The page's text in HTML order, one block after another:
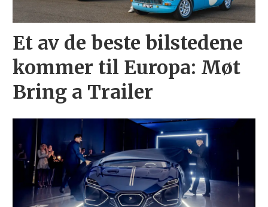
Et av de beste bilstedene
kommer til Europa: Møt
Bring a Trailer